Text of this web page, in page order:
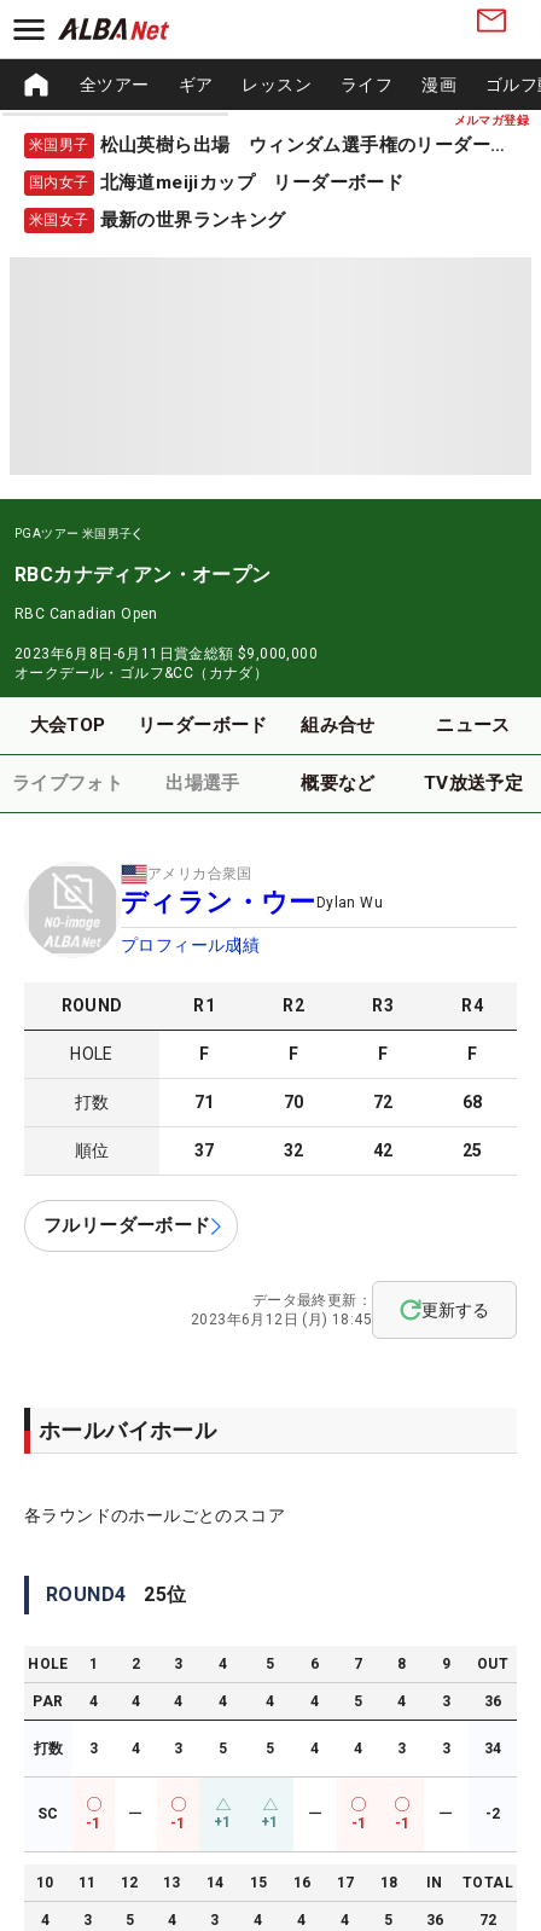
メルマガ登録
全ツアー ギア レッスン ライフ 漫画 ゴル
米国男子 松山英樹ら出場 ウィンダム選手権のリーダーボード
国内女子 北海道meijiカップ リーダーボード
米国女子 最新の世界ランキング
PGAツアー 米国男子
RBCカナディアン・オープン
RBC Canadian Open
2023年6月8日-6月11日賞金総額 $9,000,000
オークデール・ゴルフ&CC（カナダ）
大会TOP リーダーボード 組み合せ ニュース
ライブフォト 出場選手 概要など TV放送予定
アメリカ合衆国
ディラン・ウーDylan Wu
プロフィール成績
ROUND R1 R2 R3 R4
HOLE F F F F
打数 71 70 72 68
順位 37 32 42 25
フルリーダーボード
データ最終更新：
2023年6月12日 (月) 18:45
更新する
ホールバイホール
各ラウンドのホールごとのスコア
ROUND4 25位
HOLE 1 2 3 4 5 6 7 8 9 OUT
PAR 4 4 4 4 4 4 5 4 3 36
打数 3 4 3 5 5 4 4 3 3 34
SC
-1
ー
-1 +1 +1 ー
-1 -1
ー -2
10 11 12 13 14 15 16 17 18 IN TOTAL
4 3 5 4 3 4 4 4 5 36 72